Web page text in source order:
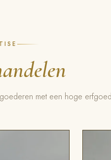
met een hoge